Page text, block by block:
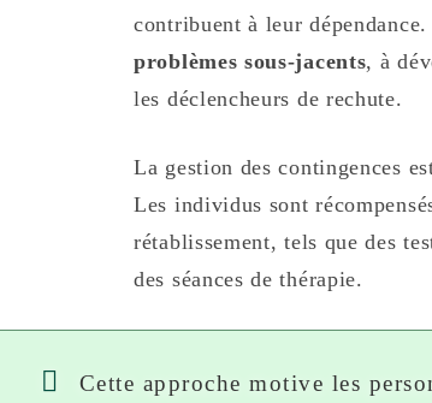
contribuent à leur
problèmes sous-jacents, à
les déclencheurs de rechute.
La gestion des contingences
Les individus sont
rétablissement, tels que des
des séances de thérapie.
Cette approche motive les